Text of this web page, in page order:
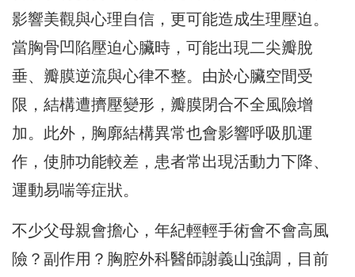
影響美觀與心理自信，更可能造成生理壓迫。
當胸骨凹陷壓迫心臟時，可能出現二尖瓣脫
垂、瓣膜逆流與心律不整。由於心臟空間受
限，結構遭擠壓變形，瓣膜閉合不全風險增
加。此外，胸廓結構異常也會影響呼吸肌運
作，使肺功能較差，患者常出現活動力下降、
運動易喘等症狀。
不少父母親會擔心，年紀輕輕手術會不會高風
險？副作用？胸腔外科醫師謝義山強調，目前